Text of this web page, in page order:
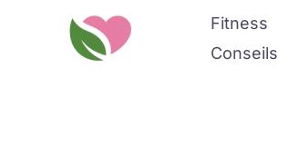
Fitness
Conseils